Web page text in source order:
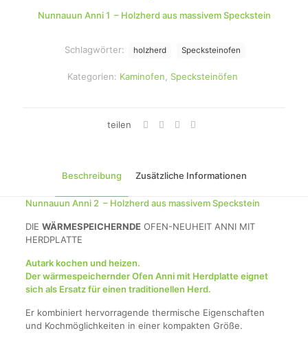
Nunnauun Anni 1 – Holzherd aus massivem Speckstein
Kategorien: Kaminofen Specksteinöfen
Schlagwörter: holzherd Specksteinofen
teilen
Beschreibung Zusätzliche Informationen
Nunnauun Anni 2 – Holzherd aus massivem Speckstein
DIE WÄRMESPEICHERNDEOFEN-NEUHEIT ANNI MIT
HERDPLATTE
Autark kochen und heizen.
Der wärmespeichernder Ofen Anni mit Herdplatte eignet
sich als Ersatz für einen traditionellen Herd.
Er kombiniert hervorragende thermische Eigenschaften
und Kochmöglichkeiten in einer kompakten Größe.